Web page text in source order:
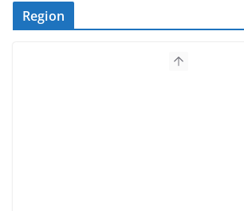
Region